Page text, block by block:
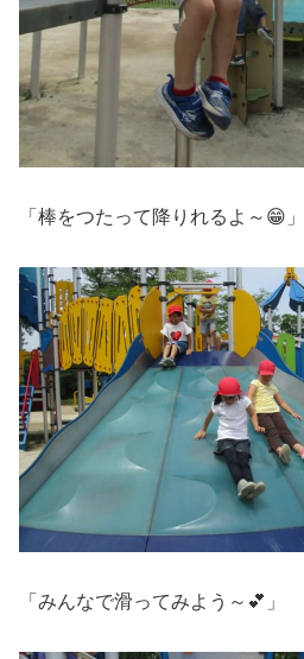
「棒をつたって降りれるよ～😁」
「みんなで滑ってみよう～💕」